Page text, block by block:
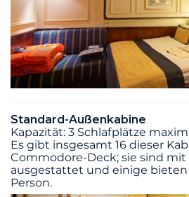
Standard-Außenkabine
Kapazität: 3 Schlafplätze
Es gibt insgesamt 16 dieser
Commodore-Deck; sie sind
ausgestattet und einige
Person.